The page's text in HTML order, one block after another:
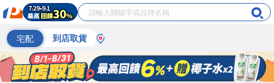
宅配 到店取貨